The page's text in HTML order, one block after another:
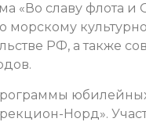
«Во славу флота и
РФ, а также
Норд».